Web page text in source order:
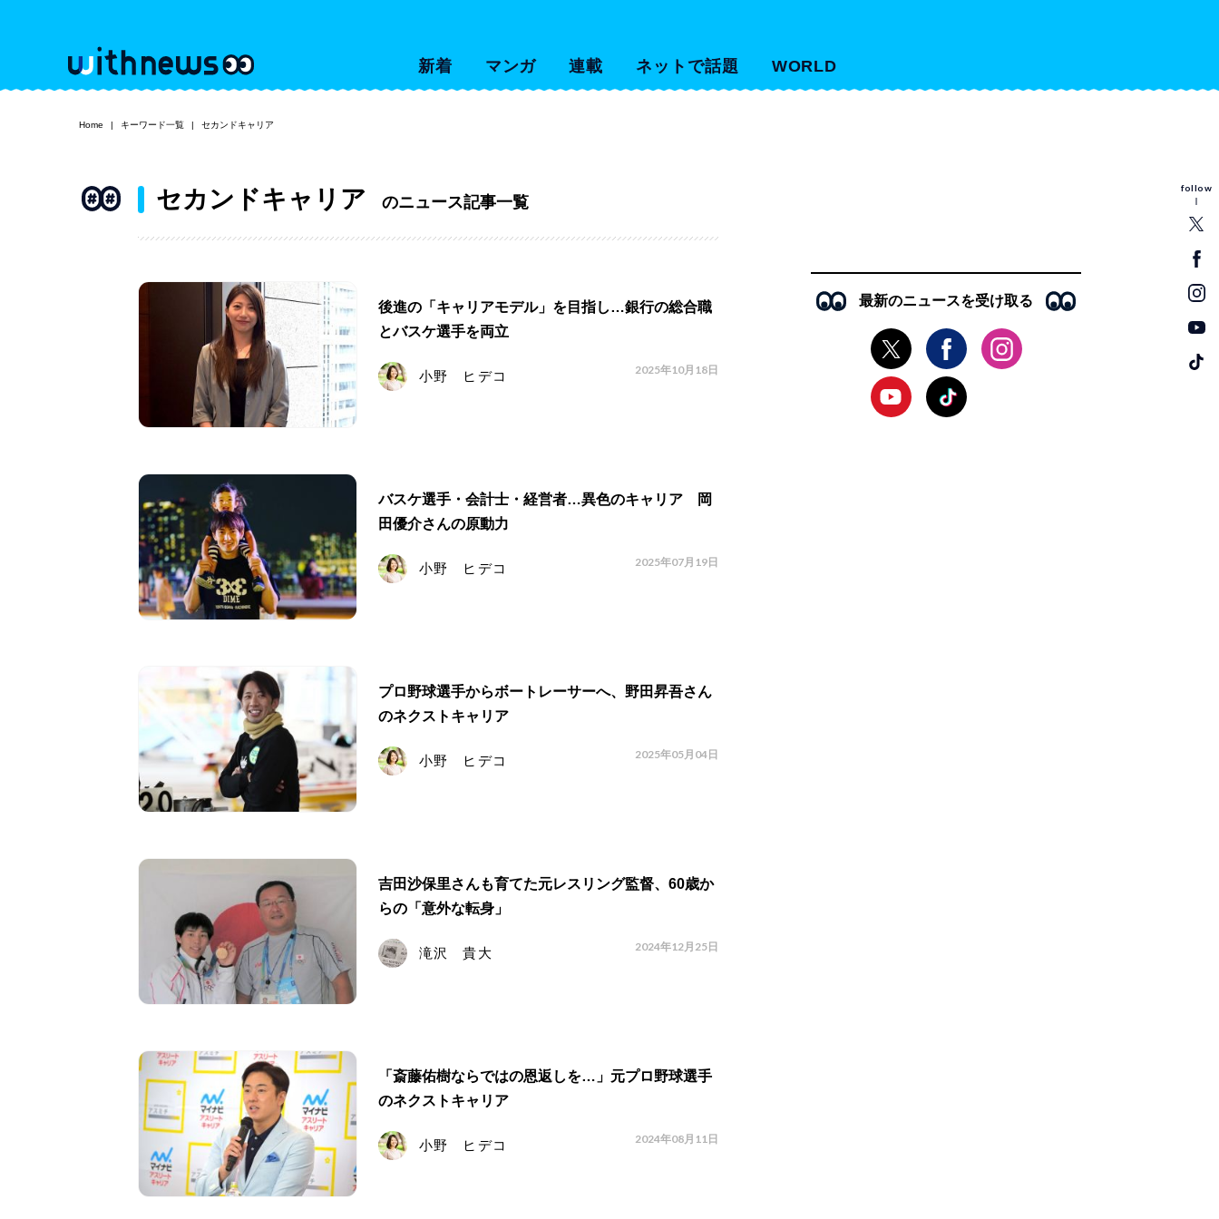
新着 マンガ 連載 ネットで話題 WORLD
follow
Home キーワード一覧 セカンドキャリア
セカンドキャリア のニュース記事一覧
後進の「キャリアモデル」を目指し…銀行の総合職
とバスケ選手を両立
小野 ヒデコ 2025年10月18日
バスケ選手・会計士・経営者…異色のキャリア 岡
田優介さんの原動力
小野 ヒデコ 2025年07月19日
プロ野球選手からボートレーサーへ、野田昇吾さん
のネクストキャリア
小野 ヒデコ 2025年05月04日
吉田沙保里さんも育てた元レスリング監督、60歳か
らの「意外な転身」
滝沢 貴大 2024年12月25日
「斎藤佑樹ならではの恩返しを…」元プロ野球選手
のネクストキャリア
小野 ヒデコ 2024年08月11日
最新のニュースを受け取る